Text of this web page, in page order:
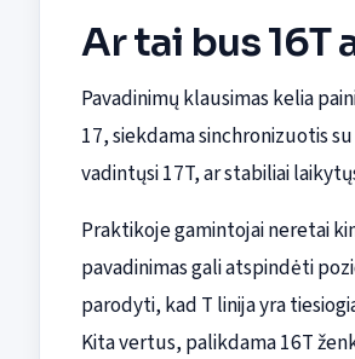
Ar tai bus 16T
Pavadinimų klausimas kelia
17, siekdama sinchronizuotis
vadintųsi 17T, ar stabiliai
Praktikoje gamintojai neretai
pavadinimas gali atspindėti
parodyti, kad T linija yra
Kita vertus, palikdama 16T